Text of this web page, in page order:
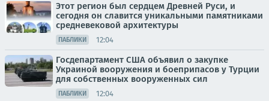
Этот регион был сердцем Древней Руси, и
сегодня он славится уникальными памятниками
средневековой архитектуры
ПАБЛИКИ 12:04
Госдепартамент США объявил о закупке
Украиной вооружения и боеприпасов у Турции
для собственных вооруженных сил
ПАБЛИКИ 12:04